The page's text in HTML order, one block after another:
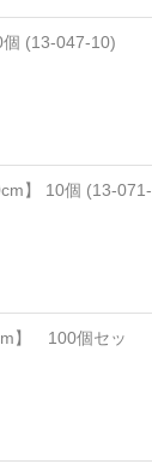
(13-047-10)
】 10個 (13-071-
】 100個セッ